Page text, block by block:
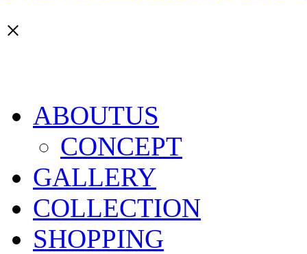
×
ABOUTUS
CONCEPT
GALLERY
COLLECTION
SHOPPING